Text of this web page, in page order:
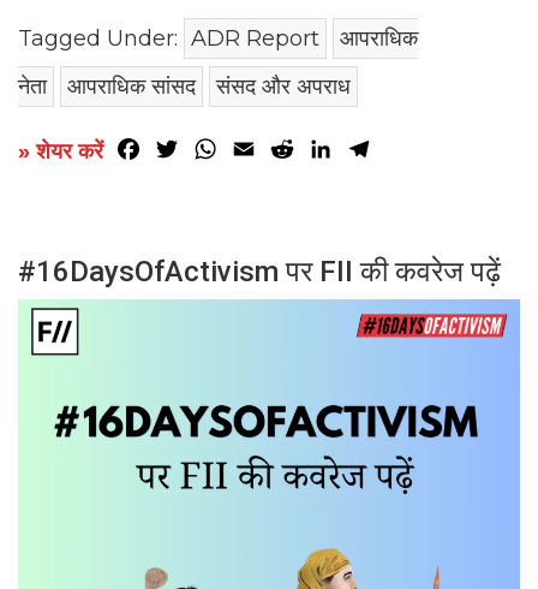
Tagged Under: ADR Report
आपराधिक
नेता
आपराधिक सांसद संसद और अपराध
» शेयर करें Facebook
TwitterWhatsApp
Email RedditLinkedIn
#16DaysOfActivism पर FII की कवरेज पढ़ें